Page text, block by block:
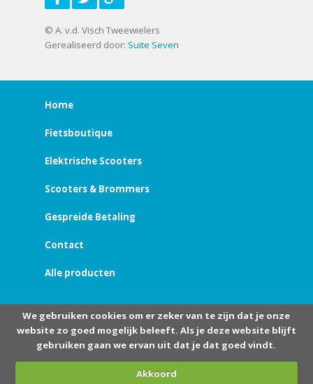
© A. v.d. Visch Tweewielers
Gerealiseerd door: Suite Seven
Home
Fietsboutique
Elektrische Scooters
Scooters & Brommers
Gespreide Betaling
Contact
Alle producten
We gebruiken cookies om er zeker van te zijn dat je onze
website zo goed mogelijk beleeft. Als je deze website blijft
gebruiken gaan we ervan uit dat je dat goed vindt.
Akkoord